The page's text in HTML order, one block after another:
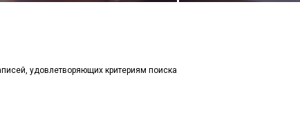
удовлетворяющих критериям поиска